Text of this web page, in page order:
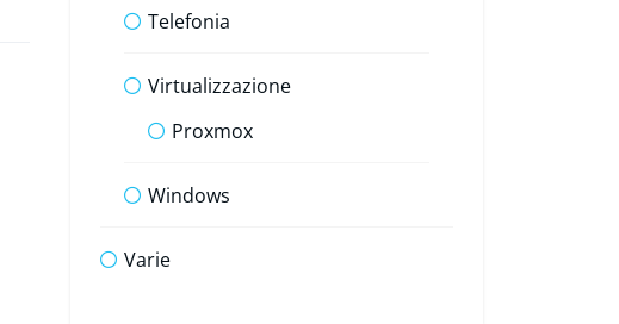
Telefonia
Virtualizzazione
Proxmox
Windows
Varie